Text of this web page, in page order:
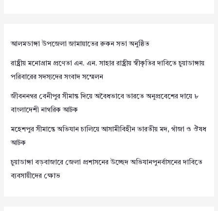
আলমডাঙ্গা উপজেলা জামায়াতের রুকন সভা অনুষ্ঠিত
রাষ্ট্রীয় মনোগ্রাম প্রণেতা এন. এন. সাহার রাষ্ট্রীয় স্বীকৃতির দাবিতে চুয়াডাঙ্গায়
পরিবারের সদস্যদের সংবাদ সম্মেলন
জীবননগর বেনীপুর সীমান্ত দিয়ে অবৈধভাবে ভারতে অনুপ্রবেশের দায়ে ৮
বাংলাদেশী নাগরিক আটক
মহেশপুর সীমান্তে অভিযান চালিয়ে আসামীবিহীন ভারতীয় মদ, গাঁজা ও ঔষধ
আটক
চুয়াডাঙ্গা বড়বাজারে জেলা প্রশাসনের উচ্ছেদ অভিযানপুনর্বাসনের দাবিতে
ব্যবসায়ীদের ক্ষোভ